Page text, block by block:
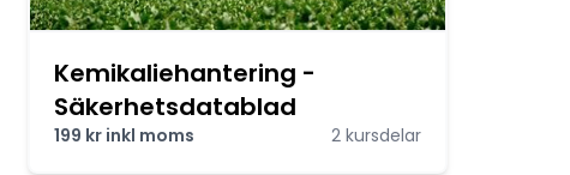
Kemikaliehantering -
Säkerhetsdatablad
199 kr inkl moms 2 kursdelar